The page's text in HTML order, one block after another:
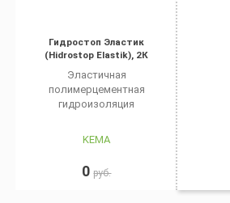
Гидростоп Эластик
(Hidrostop Elastik), 2К
Эластичная
полимерцементная
гидроизоляция
KEMA
0руб.